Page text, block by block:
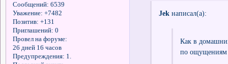
Сообщений: 6539
Уважение: +7482
Позитив: +131
Приглашений: 0
Провел на форуме:
26 дней 16 часов
Предупреждения: 1.
Jekнаписал(а):
Как в
по ощущениям